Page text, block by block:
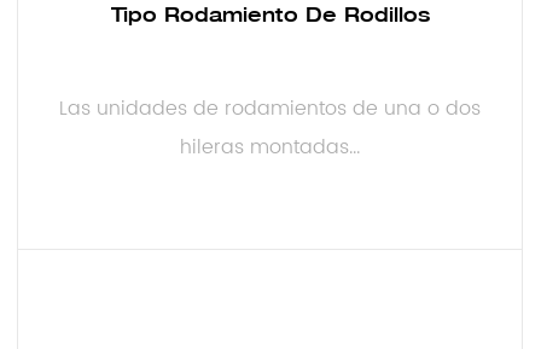
Tipo Rodamiento De Rodillos
Las unidades de rodamientos de una o dos
hileras montadas...